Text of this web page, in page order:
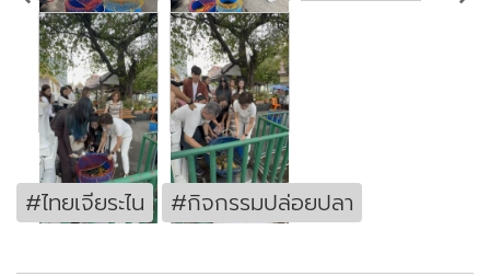
#ไทยเจียระไน #กิจกรรมปล่อยปลา